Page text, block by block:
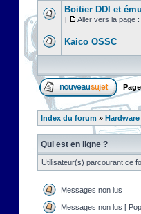
Boitier DDI et
[ Aller vers la page :
Kaico OSSC
Index du forum » Hardware
Qui est en ligne ?
Utilisateur(s) parcourant ce
Messages non lus
Messages non lus [